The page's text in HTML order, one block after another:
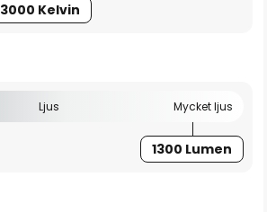
3000 Kelvin
Ljus Mycket ljus
1300 Lumen